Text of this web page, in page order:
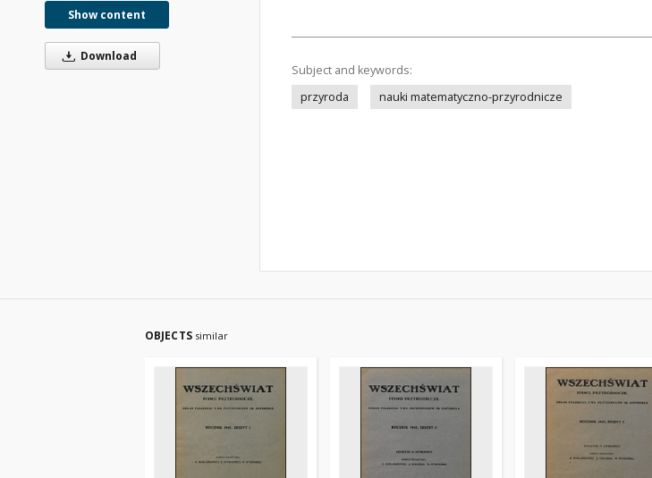
Show content
Download
Subject and keywords:
przyroda
nauki matematyczno-przyrodnicze
OBJECTS similar